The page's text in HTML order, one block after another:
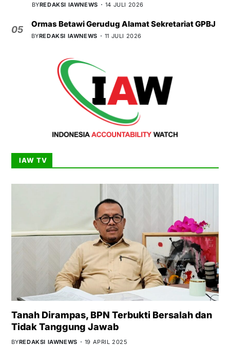
BYREDAKSI IAWNEWS 14 JULI 2026
05
Ormas Betawi Gerudug Alamat Sekretariat GPBJ
BYREDAKSI IAWNEWS 11 JULI 2026
IAW TV
Tanah Dirampas, BPN Terbukti Bersalah dan
Tidak Tanggung Jawab
BYREDAKSI IAWNEWS 19 APRIL 2025